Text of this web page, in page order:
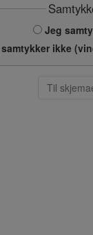
Jeg
ikke
Til